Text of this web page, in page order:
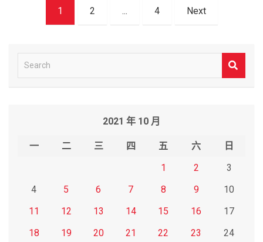
1 2 ... 4 Next
e
2021 年 10 月
一 二 三 四 五 六
日
1
2
3
4
5 6 7 8 9
10
11
12 13 14 15 16
17
18
19 20 21 22 23
24